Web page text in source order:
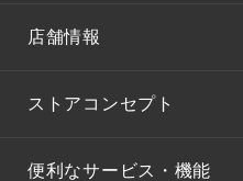
店舗情報
ストアコンセプト
便利なサービス・機能